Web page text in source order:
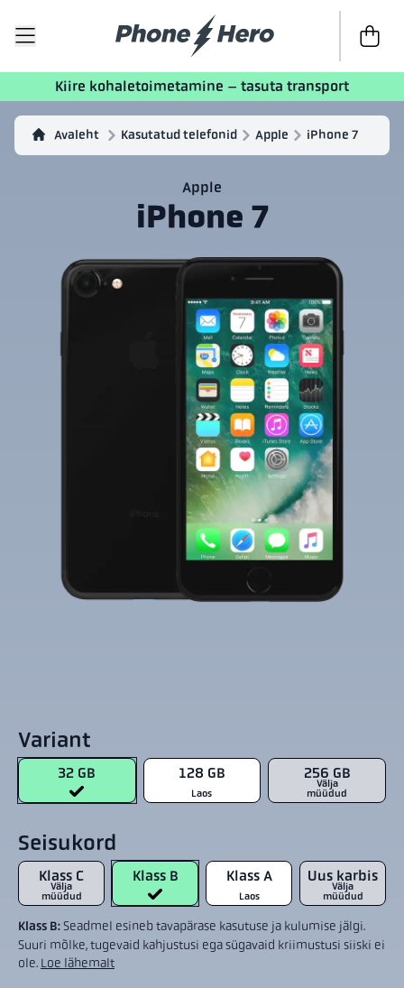
Kassasse
Kiire kohaletoimetamine – tasuta transport
Avaleht Kasutatud telefonid Apple iPhone 7
Apple
iPhone 7
Variant
32 GB 128 GB
Laos
256 GB
Välja
müüdud
Seisukord
Klass C
Välja
müüdud
Klass B Klass A
Laos
Uus karbis
Välja
müüdud
Klass B:Seadmel esineb tavapärase kasutuse ja kulumise jälgi.
Suuri mõlke, tugevaid kahjustusi ega sügavaid kriimustusi siiski ei
ole. Loe lähemalt